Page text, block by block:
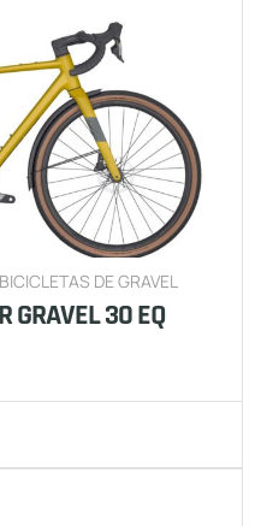
BICICLETAS DE GRAVEL
GRAVEL 30 EQ